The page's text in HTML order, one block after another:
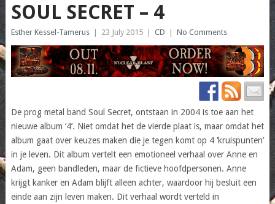
SOUL SECRET – 4
Esther Kessel-Tamerus 23 July 2015 CD No Comments
De prog metal band Soul Secret, ontstaan in 2004 is toe aan het
nieuwe album ‘4’. Niet omdat het de vierde plaat is, maar omdat het
album gaat over keuzes maken die je tegen komt op 4 ‘kruispunten’
in je leven. Dit album vertelt een emotioneel verhaal over Anne en
Adam, geen bandleden, maar de fictieve hoofdpersonen. Anne
krijgt kanker en Adam blijft alleen achter, waardoor hij besluit een
einde aan zijn leven maken. Dit verhaal wordt verteld in